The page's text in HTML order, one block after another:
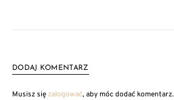
DODAJ KOMENTARZ
Musisz sięzalogować, aby móc dodać komentarz.